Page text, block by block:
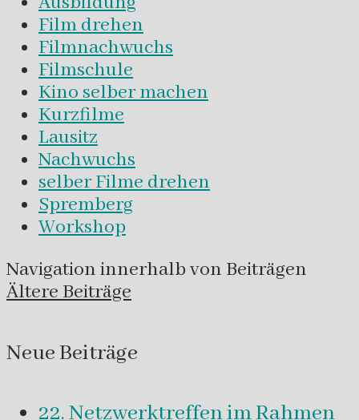
Film drehen
Filmnachwuchs
Filmschule
Kino selber machen
Kurzfilme
Lausitz
Nachwuchs
selber Filme drehen
Spremberg
Workshop
Navigation innerhalb von Beiträgen
Ältere Beiträge
Neue Beiträge
22. Netzwerktreffen im Rahmen